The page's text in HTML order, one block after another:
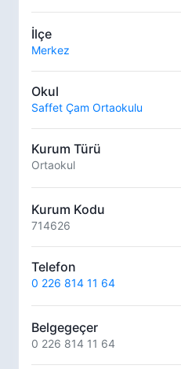
İlçe
Merkez
Okul
Saffet Çam Ortaokulu
Kurum Türü
Ortaokul
Kurum Kodu
714626
Telefon
0 226 814 11 64
Belgegeçer
0 226 814 11 64